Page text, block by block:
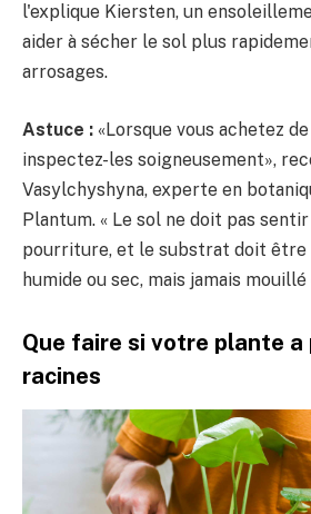
l'explique Kiersten, un
aider à sécher le sol plus
arrosages.
Astuce : «Lorsque vous achetez
inspectez-les soigneusement»,
Vasylchyshyna, experte en
Plantum. « Le sol ne doit pas
pourriture, et le substrat doit être
humide ou sec, mais jamais
Que faire si votre plante
racines